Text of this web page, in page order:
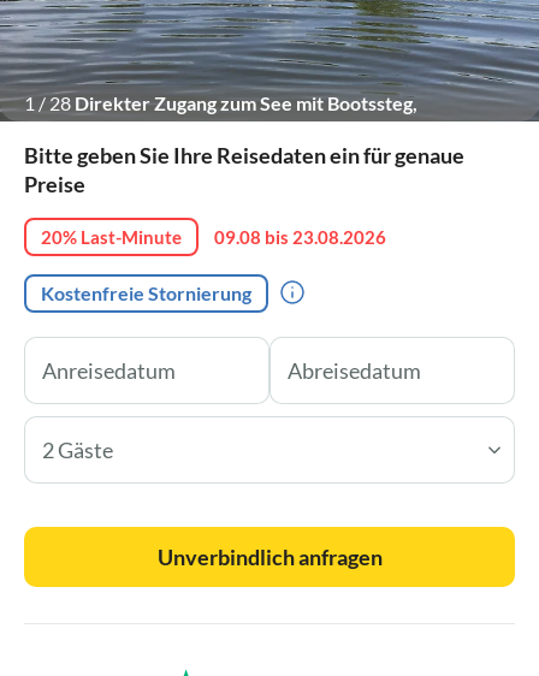
1 / 28 Direkter Zugang zum See mit Bootssteg,
Bitte geben Sie Ihre Reisedaten ein für genaue
Preise
20% Last-Minute 09.08 bis 23.08.2026
Kostenfreie Stornierung
2 Gäste
Unverbindlich anfragen